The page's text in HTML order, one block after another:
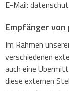
E-Mail:
Empfänger
Im Rahmen
verschiedenen
auch eine
diese externen